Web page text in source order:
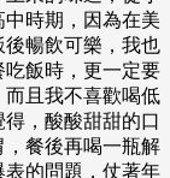
時期，因為在美
後暢飲可樂，我也
飯時，更一定要
且我不喜歡喝低
，酸酸甜甜的口
餐後再喝一瓶解
的問題，仗著年